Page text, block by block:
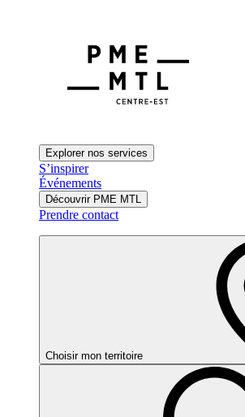
Explorer nos services
S’inspirer
Événements
Découvrir PME MTL
Prendre contact
Choisir mon territoire